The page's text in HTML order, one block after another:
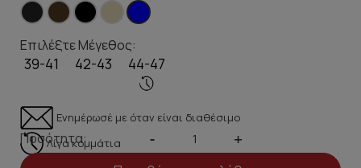
Επιλέξτε Μέγεθος:
39-41 42-43 44-47
Ενημέρωσέ με όταν είναι διαθέσιμο
Λίγα κομμάτια
Ποσότητα: - +